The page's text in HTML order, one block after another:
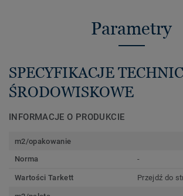
Parametry
SPECYFIKACJE
ŚRODOWISKOWE
INFORMACJE O PRODUKCIE
m2/opakowanie
Norma
-
Wartości Tarkett Przejdź do